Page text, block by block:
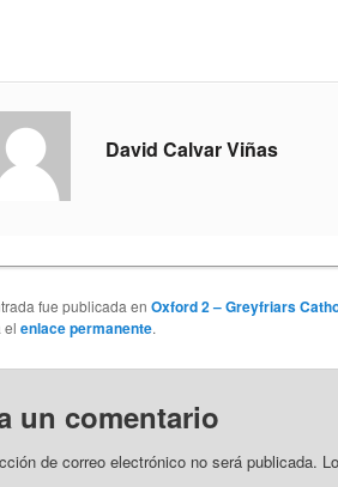
David Calvar Viñas
fue publicada en Oxford 2 – Greyfriars
el enlace permanente.
un comentario
de correo electrónico no será publicada.